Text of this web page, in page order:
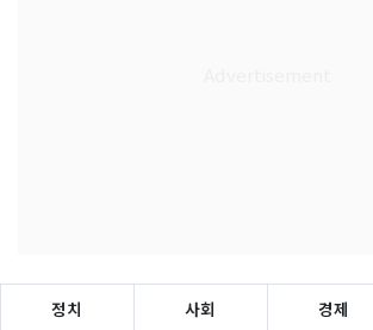
정치 사회 경제